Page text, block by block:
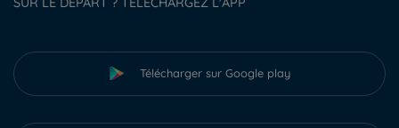
Télécharger sur Google play